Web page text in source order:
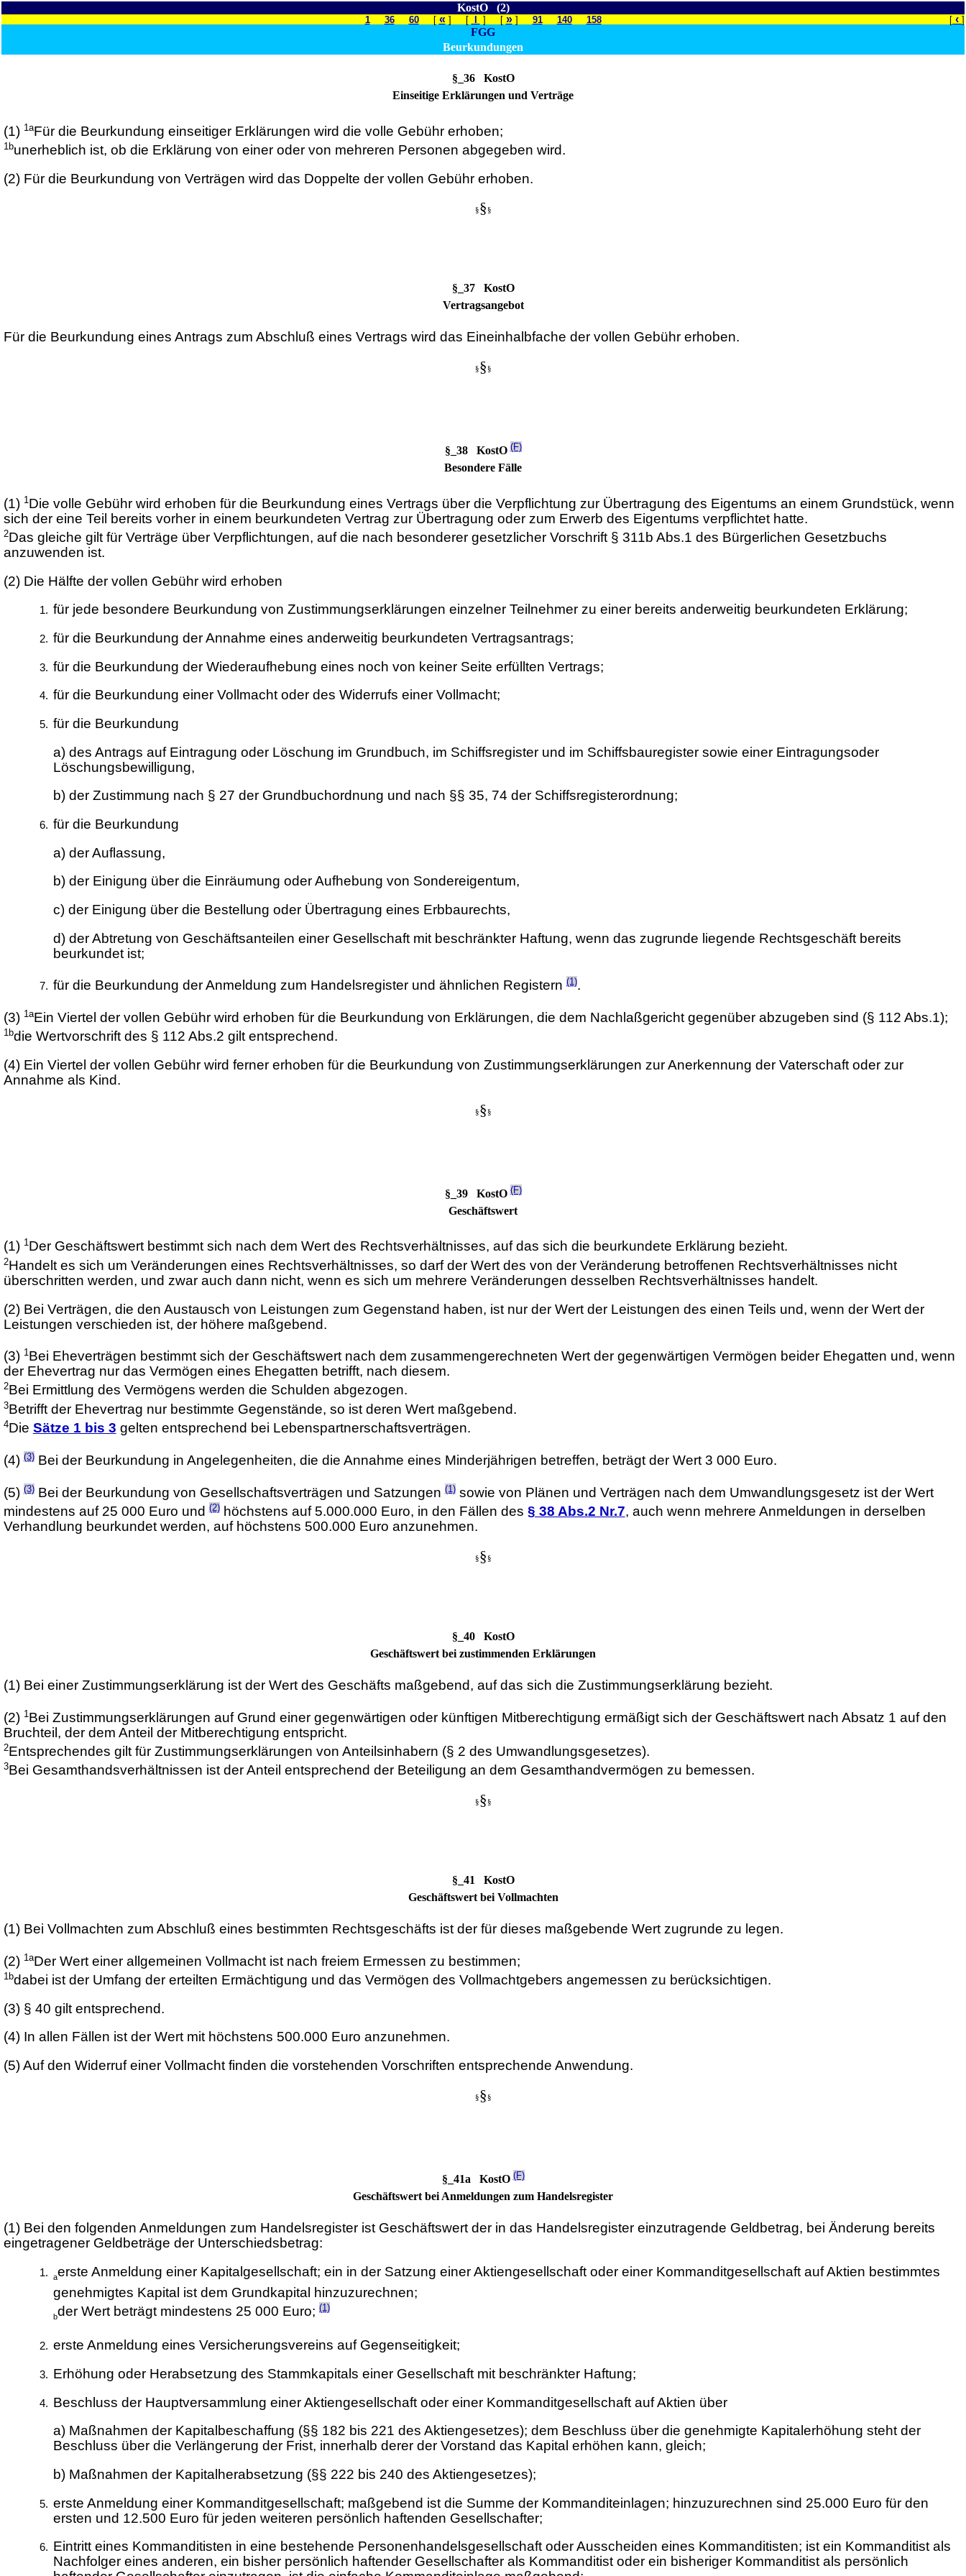
KostO (2)
1 36 60[ « ] [ ] [ »] 91 140 158 [ ‹ ]
FGG
Beurkundungen
§_36 KostO
Einseitige Erklärungen und Verträge
(1) 1aFür die Beurkundung einseitiger Erklärungen wird die volle Gebühr erhoben;
1bunerheblich ist, ob die Erklärung von einer oder von mehreren Personen abgegeben wird.
(2) Für die Beurkundung von Verträgen wird das Doppelte der vollen Gebühr erhoben.
§§ §
§_37 KostO
Vertragsangebot
Für die Beurkundung eines Antrags zum Abschluß eines Vertrags wird das Eineinhalbfache der vollen Gebühr erhoben.
§§ §
§_38 KostO(F)
Besondere Fälle
(1) 1Die volle Gebühr wird erhoben für die Beurkundung eines Vertrags über die Verpflichtung zur Übertragung des Eigentums an einem Grundstück, wenn
sich der eine Teil bereits vorher in einem beurkundeten Vertrag zur Übertragung oder zum Erwerb des Eigentums verpflichtet hatte.
2Das gleiche gilt für Verträge über Verpflichtungen, auf die nach besonderer gesetzlicher Vorschrift § 311b Abs.1 des Bürgerlichen Gesetzbuchs
anzuwenden ist.
(2) Die Hälfte der vollen Gebühr wird erhoben
für jede besondere Beurkundung von Zustimmungserklärungen einzelner Teilnehmer zu einer bereits anderweitig beurkundeten Erklärung;
für die Beurkundung der Annahme eines anderweitig beurkundeten Vertragsantrags;
für die Beurkundung der Wiederaufhebung eines noch von keiner Seite erfüllten Vertrags;
für die Beurkundung einer Vollmacht oder des Widerrufs einer Vollmacht;
für die Beurkundung
a) des Antrags auf Eintragung oder Löschung im Grundbuch, im Schiffsregister und im Schiffsbauregister sowie einer Eintragungsoder
Löschungsbewilligung,
b) der Zustimmung nach § 27 der Grundbuchordnung und nach §§ 35, 74 der Schiffsregisterordnung;
für die Beurkundung
a) der Auflassung,
b) der Einigung über die Einräumung oder Aufhebung von Sondereigentum,
c) der Einigung über die Bestellung oder Übertragung eines Erbbaurechts,
d) der Abtretung von Geschäftsanteilen einer Gesellschaft mit beschränkter Haftung, wenn das zugrunde liegende Rechtsgeschäft bereits
beurkundet ist;
für die Beurkundung der Anmeldung zum Handelsregister und ähnlichen Registern (1).
(3) 1aEin Viertel der vollen Gebühr wird erhoben für die Beurkundung von Erklärungen, die dem Nachlaßgericht gegenüber abzugeben sind (§ 112 Abs.1);
1bdie Wertvorschrift des § 112 Abs.2 gilt entsprechend.
(4) Ein Viertel der vollen Gebühr wird ferner erhoben für die Beurkundung von Zustimmungserklärungen zur Anerkennung der Vaterschaft oder zur
Annahme als Kind.
§§ §
§_39 KostO(F)
Geschäftswert
(1) 1Der Geschäftswert bestimmt sich nach dem Wert des Rechtsverhältnisses, auf das sich die beurkundete Erklärung bezieht.
2Handelt es sich um Veränderungen eines Rechtsverhältnisses, so darf der Wert des von der Veränderung betroffenen Rechtsverhältnisses nicht
überschritten werden, und zwar auch dann nicht, wenn es sich um mehrere Veränderungen desselben Rechtsverhältnisses handelt.
(2) Bei Verträgen, die den Austausch von Leistungen zum Gegenstand haben, ist nur der Wert der Leistungen des einen Teils und, wenn der Wert der
Leistungen verschieden ist, der höhere maßgebend.
(3) 1Bei Eheverträgen bestimmt sich der Geschäftswert nach dem zusammengerechneten Wert der gegenwärtigen Vermögen beider Ehegatten und, wenn
der Ehevertrag nur das Vermögen eines Ehegatten betrifft, nach diesem.
2Bei Ermittlung des Vermögens werden die Schulden abgezogen.
3Betrifft der Ehevertrag nur bestimmte Gegenstände, so ist deren Wert maßgebend.
4Die Sätze 1 bis 3 gelten entsprechend bei Lebenspartnerschaftsverträgen.
(4)(3) Bei der Beurkundung in Angelegenheiten, die die Annahme eines Minderjährigen betreffen, beträgt der Wert 3 000 Euro.
(5)(3) Bei der Beurkundung von Gesellschaftsverträgen und Satzungen(1)sowie von Plänen und Verträgen nach dem Umwandlungsgesetz ist der Wert
mindestens auf 25 000 Euro und(2)höchstens auf 5.000.000 Euro, in den Fällen des § 38 Abs.2 Nr.7, auch wenn mehrere Anmeldungen in derselben
Verhandlung beurkundet werden, auf höchstens 500.000 Euro anzunehmen.
§§ §
§_40 KostO
Geschäftswert bei zustimmenden Erklärungen
(1) Bei einer Zustimmungserklärung ist der Wert des Geschäfts maßgebend, auf das sich die Zustimmungserklärung bezieht.
(2) 1Bei Zustimmungserklärungen auf Grund einer gegenwärtigen oder künftigen Mitberechtigung ermäßigt sich der Geschäftswert nach Absatz 1 auf den
Bruchteil, der dem Anteil der Mitberechtigung entspricht.
2Entsprechendes gilt für Zustimmungserklärungen von Anteilsinhabern (§ 2 des Umwandlungsgesetzes).
3Bei Gesamthandsverhältnissen ist der Anteil entsprechend der Beteiligung an dem Gesamthandvermögen zu bemessen.
§§ §
§_41 KostO
Geschäftswert bei Vollmachten
(1) Bei Vollmachten zum Abschluß eines bestimmten Rechtsgeschäfts ist der für dieses maßgebende Wert zugrunde zu legen.
(2) 1aDer Wert einer allgemeinen Vollmacht ist nach freiem Ermessen zu bestimmen;
1bdabei ist der Umfang der erteilten Ermächtigung und das Vermögen des Vollmachtgebers angemessen zu berücksichtigen.
(3) § 40 gilt entsprechend.
(4) In allen Fällen ist der Wert mit höchstens 500.000 Euro anzunehmen.
(5)Auf den Widerruf einer Vollmacht finden die vorstehenden Vorschriften entsprechende Anwendung.
§§ §
§_41a KostO(F)
Geschäftswert bei Anmeldungen zum Handelsregister
(1) Bei den folgenden Anmeldungen zum Handelsregister ist Geschäftswert der in das Handelsregister einzutragende Geldbetrag, bei Änderung bereits
eingetragener Geldbeträge der Unterschiedsbetrag:
aerste Anmeldung einer Kapitalgesellschaft; ein in der Satzung einer Aktiengesellschaft oder einer Kommanditgesellschaft auf Aktien bestimmtes
genehmigtes Kapital ist dem Grundkapital hinzuzurechnen;
bder Wert beträgt mindestens 25 000 Euro; (1)
erste Anmeldung eines Versicherungsvereins auf Gegenseitigkeit;
Erhöhung oder Herabsetzung des Stammkapitals einer Gesellschaft mit beschränkter Haftung;
Beschluss der Hauptversammlung einer Aktiengesellschaft oder einer Kommanditgesellschaft auf Aktien über
a) Maßnahmen der Kapitalbeschaffung (§§ 182 bis 221 des Aktiengesetzes); dem Beschluss über die genehmigte Kapitalerhöhung steht der
Beschluss über die Verlängerung der Frist, innerhalb derer der Vorstand das Kapital erhöhen kann, gleich;
b) Maßnahmen der Kapitalherabsetzung (§§ 222 bis 240 des Aktiengesetzes);
erste Anmeldung einer Kommanditgesellschaft; maßgebend ist die Summe der Kommanditeinlagen; hinzuzurechnen sind 25.000 Euro für den
ersten und 12.500 Euro für jeden weiteren persönlich haftenden Gesellschafter;
Eintritt eines Kommanditisten in eine bestehende Personenhandelsgesellschaft oder Ausscheiden eines Kommanditisten; ist ein Kommanditist als
Nachfolger eines anderen, ein bisher persönlich haftender Gesellschafter als Kommanditist oder ein bisheriger Kommanditist als persönlich